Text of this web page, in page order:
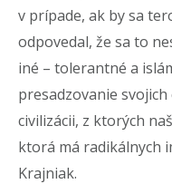
v prípade, ak by sa
odpovedal, že sa to
iné – tolerantné a
presadzovanie
civilizácii, z ktorých
ktorá má radikálnych
Krajniak.